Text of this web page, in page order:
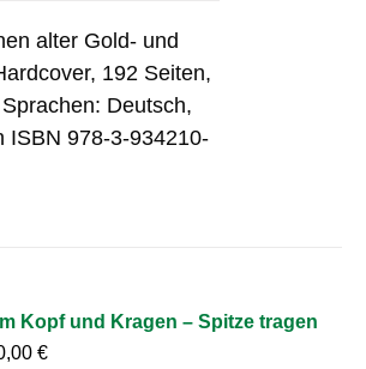
alter Gold- und
192 Seiten,
Deutsch,
ISBN 978-3-934210-
Kopf und Kragen – Spitze tragen
€